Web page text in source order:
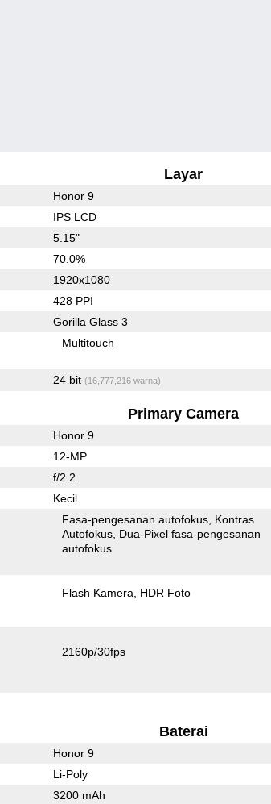
Layar
Honor 9
IPS LCD
5.15"
70.0%
1920x1080
428 PPI
Gorilla Glass 3
Multitouch
24 bit (16,777,216 warna)
Primary Camera
Honor 9
12-MP
f/2.2
Kecil
Fasa-pengesanan autofokus Kontras
Autofokus Dua-Pixel fasa-pengesanan
autofokus
Flash Kamera HDR Foto
2160p/30fps
Baterai
Honor 9
Li-Poly
3200 mAh